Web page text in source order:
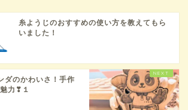
糸ようじのおすすめの使い方を教えてもら
いました！
ダのかわいさ！手作
力❣１